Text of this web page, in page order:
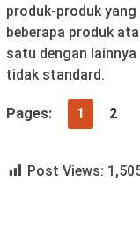
produk-produk
beberapa produk
satu dengan
tidak standard.
Pages: 1 2
Post Views: